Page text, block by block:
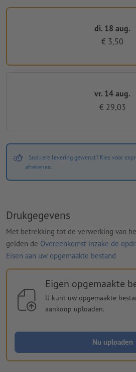
di. 18 aug.
€ 3,50
vr. 14 aug.
€ 29,03
Snellere levering gewenst? Kies voor
afrekenen.
Drukgegevens
Met betrekking tot de verwerking van
gelden de Overeenkomst inzake de
Eisen aan uw opgemaakte bestand
Eigen opgemaakte
U kunt uw opgemaakte
aankoop uploaden.
Nu uploaden